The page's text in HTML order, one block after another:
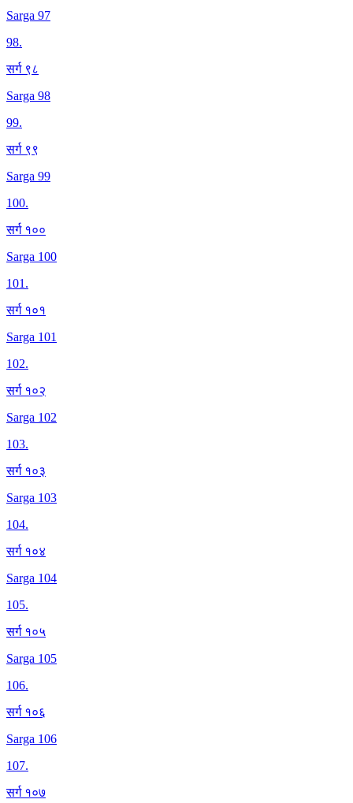
Sarga 97
98.
सर्ग ९८
Sarga 98
99.
सर्ग ९९
Sarga 99
100.
सर्ग १००
Sarga 100
101.
सर्ग १०१
Sarga 101
102.
सर्ग १०२
Sarga 102
103.
सर्ग १०३
Sarga 103
104.
सर्ग १०४
Sarga 104
105.
सर्ग १०५
Sarga 105
106.
सर्ग १०६
Sarga 106
107.
सर्ग १०७